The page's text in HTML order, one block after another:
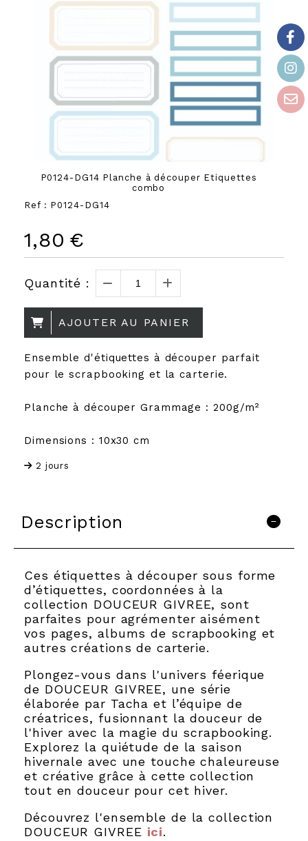
P0124-DG14 Planche à découper Etiquettes
combo
Ref : P0124-DG14
1,80 €
Quantité :
AJOUTER AU PANIER
Ensemble d'étiquettes à découper parfait
pour le scrapbooking et la carterie.
Planche à découper Grammage : 200g/m²
Dimensions : 10x30 cm
2 jours
Description
Ces étiquettes à découper sous forme
d’étiquettes, coordonnées à la
collection DOUCEUR GIVREE, sont
parfaites pour agrémenter aisément
vos pages, albums de scrapbooking et
autres créations de carterie.
Plongez-vous dans l'univers féerique
de DOUCEUR GIVREE, une série
élaborée par Tacha et l’équipe de
créatrices, fusionnant la douceur de
l'hiver avec la magie du scrapbooking.
Explorez la quiétude de la saison
hivernale avec une touche chaleureuse
et créative grâce à cette collection
tout en douceur pour cet hiver.
Découvrez l'ensemble de la collection
DOUCEUR GIVREE ici.